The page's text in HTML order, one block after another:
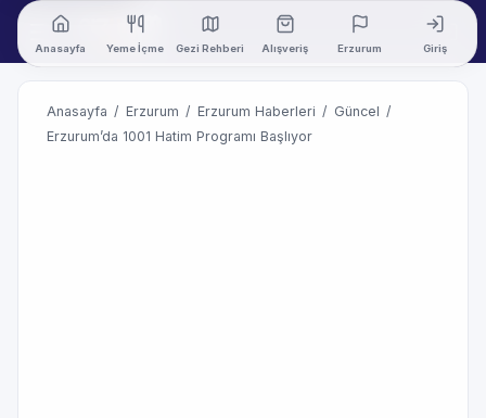
Anasayfa Yeme İçme Gezi Rehberi Alışveriş Erzurum Giriş
Anasayfa / Erzurum / Erzurum Haberleri / Güncel /
Erzurum’da 1001 Hatim Programı Başlıyor